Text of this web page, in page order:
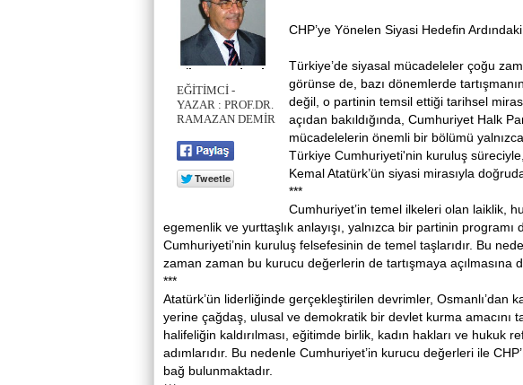
EĞİTİMCİ -
YAZAR : PROF.DR.
RAMAZAN DEMİR
CHP’ye Yönelen Siyasi Hedefin
Türkiye’de siyasal mücadeleler çoğu
görünse de, bazı dönemlerde
değil, o partinin temsil ettiği tarihsel
açıdan bakıldığında, Cumhuriyet Halk
mücadelelerin önemli bir bölümü
Türkiye Cumhuriyeti'nin kuruluş
Kemal Atatürk’ün siyasi mirasıyla
***
Cumhuriyet’in temel ilkeleri olan laiklik,
egemenlik ve yurttaşlık anlayışı, yalnızca bir partinin
Cumhuriyeti’nin kuruluş felsefesinin de temel taşlarıdır. Bu
zaman zaman bu kurucu değerlerin de tartışmaya açılmasına
***
Atatürk’ün liderliğinde gerçekleştirilen devrimler, Osmanlı’dan
yerine çağdaş, ulusal ve demokratik bir devlet kurma amacını
halifeliğin kaldırılması, eğitimde birlik, kadın hakları ve hukuk
adımlarıdır. Bu nedenle Cumhuriyet’in kurucu değerleri ile
bağ bulunmaktadır.